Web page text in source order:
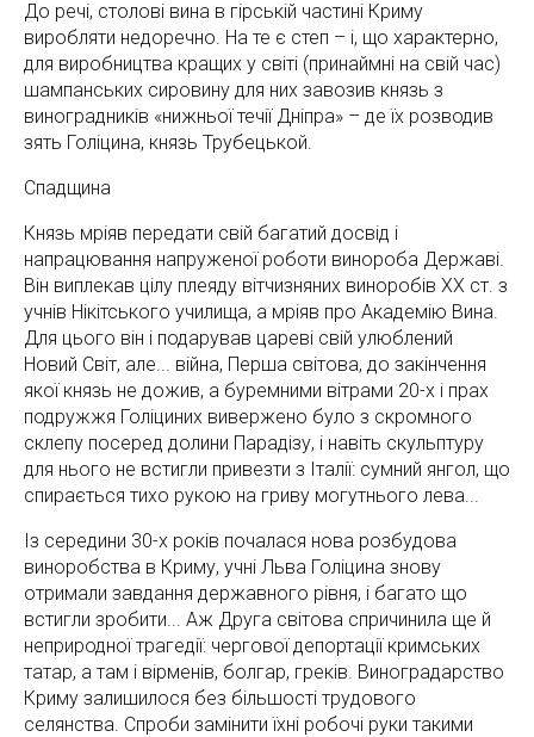
До речі, столові вина в гірській частині Криму
виробляти недоречно. На те є степ – і, що характерно,
для виробництва кращих у світі (принаймні на свій час)
шампанських сировину для них завозив князь з
виноградників «нижньої течії Дніпра» – де їх розводив
зять Голіцина, князь Трубецькой.
Спадщина
Князь мріяв передати свій багатий досвід і
напрацювання напруженої роботи винороба Державі.
Він виплекав цілу плеяду вітчизняних виноробів ХХ ст. з
учнів Нікітського училища, а мріяв про Академію Вина.
Для цього він і подарував цареві свій улюблений
Новий Світ, але... війна, Перша світова, до закінчення
якої князь не дожив, а буремними вітрами 20-х і прах
подружжя Голіциних вивержено було з скромного
склепу посеред долини Парадізу, і навіть скульптуру
для нього не встигли привезти з Італії: сумний янгол, що
спирається тихо рукою на гриву могутнього лева...
Із середини 30-х років почалася нова розбудова
виноробства в Криму, учні Льва Голіцина знову
отримали завдання державного рівня, і багато що
встигли зробити... Аж Друга світова спричинила ще й
неприродної трагедії: чергової депортації кримських
татар, а там і вірменів, болгар, греків. Виноградарство
Криму залишилося без більшості трудового
селянства. Спроби замінити їхні робочі руки такими